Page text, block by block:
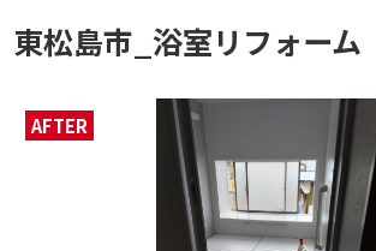
東松島市_浴室リフォーム
AFTER